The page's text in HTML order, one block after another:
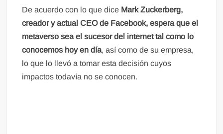
De acuerdo con lo que dice Mark Zuckerberg,
creador y actual CEO de Facebook, espera que el
metaverso sea el sucesor del internet tal como lo
conocemos hoy en día, así como de su empresa,
lo que lo llevó a tomar esta decisión cuyos
impactos todavía no se conocen.